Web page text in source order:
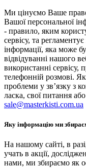
Ми цінуємо Ваше
Вашої персональної
- правило, яким
сервісу, та
інформації, яка може
відвідуванні нашого
використанні сервісу,
телефонній розмові.
проблеми у зв’язку з
ласка, свої питання
sale@masterkisti.com.ua
Яку інформацію ми
На нашому сайті, в
учать в акції,
нами, ми збираємо як